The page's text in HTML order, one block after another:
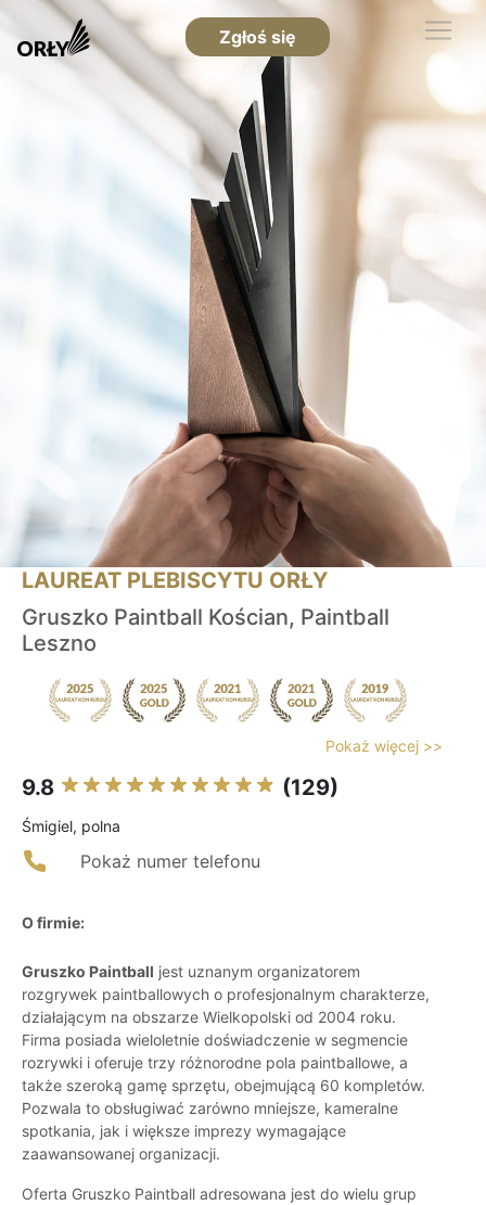
Zgłoś się
LAUREAT PLEBISCYTU ORŁY
Gruszko Paintball Kościan, Paintball
Leszno
Pokaż więcej >>
9.8 (129)
Śmigiel, polna
Pokaż numer telefonu
O firmie:
Gruszko Paintball jest uznanym organizatorem
rozgrywek paintballowych o profesjonalnym charakterze,
działającym na obszarze Wielkopolski od 2004 roku.
Firma posiada wieloletnie doświadczenie w segmencie
rozrywki i oferuje trzy różnorodne pola paintballowe, a
także szeroką gamę sprzętu, obejmującą 60 kompletów.
Pozwala to obsługiwać zarówno mniejsze, kameralne
spotkania, jak i większe imprezy wymagające
zaawansowanej organizacji.
Oferta Gruszko Paintball adresowana jest do wielu grup